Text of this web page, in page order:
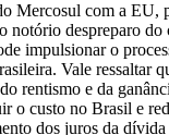
Mercosul com a EU,
notório despreparo do
impulsionar o
Vale ressaltar
rentismo e da
o custo no Brasil e
dos juros da